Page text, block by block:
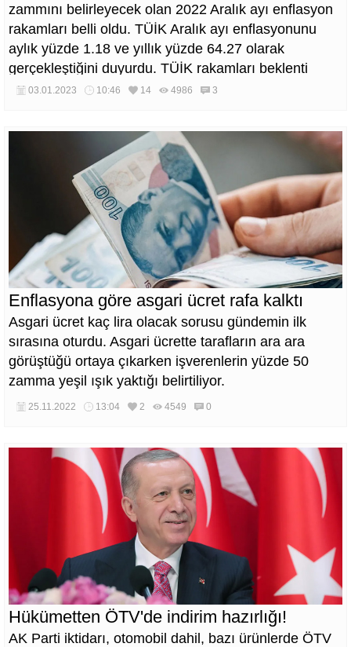
zammını belirleyecek olan 2022 Aralık ayı enflasyon
rakamları belli oldu. TÜİK Aralık ayı enflasyonunu
aylık yüzde 1.18 ve yıllık yüzde 64.27 olarak
gerçekleştiğini duyurdu. TÜİK rakamları beklenti
anketlerinin çok altında kaldı. Böylece memur ve
ve Bağ-Kur emeklileri yüzde 15.25, memur ve memur
emeklileri ise yüzde 16.25 zam alacak.
03.01.2023 10:46 14 4986 3
Enflasyona göre asgari ücret rafa kalktı
Asgari ücret kaç lira olacak sorusu gündemin ilk
sırasına oturdu. Asgari ücrette tarafların ara ara
görüştüğü ortaya çıkarken işverenlerin yüzde 50
zamma yeşil ışık yaktığı belirtiliyor.
25.11.2022 13:04 2 4549 0
Hükümetten ÖTV'de indirim hazırlığı!
AK Parti iktidarı, otomobil dahil, bazı ürünlerde ÖTV